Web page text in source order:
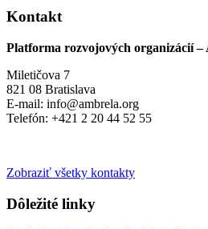
Kontakt
Platforma rozvojových organizácií –
Miletičova 7
821 08 Bratislava
E-mail: info@ambrela.org
Telefón: +421 2 20 44 52 55
Zobraziť všetky kontakty
Dôležité linky